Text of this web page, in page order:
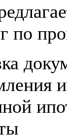
по